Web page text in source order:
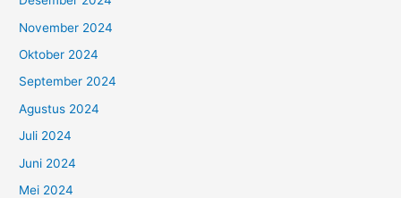
November 2024
Oktober 2024
September 2024
Agustus 2024
Juli 2024
Juni 2024
Mei 2024